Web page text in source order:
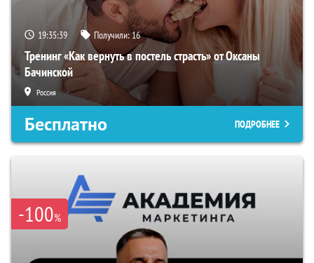
19:35:38 Получили:16
Тренинг «Как вернуть в постель страсть» от Оксаны
Бачинской
Россия
Бесплатно ПОДРОБНЕЕ
-100%